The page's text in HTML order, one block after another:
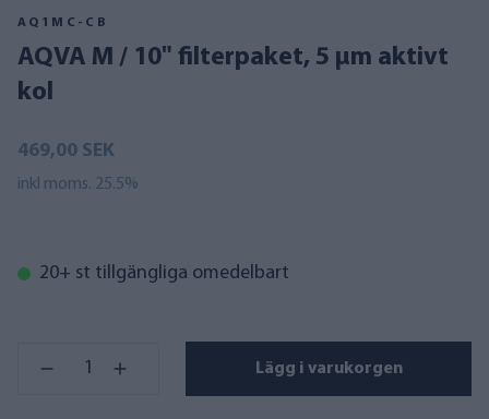
AQ1MC-CB
AQVA M / 10" filterpaket, 5 µm aktivt
kol
469,00 SEK
inkl moms. 25.5%
20+ st tillgängliga omedelbart
Lägg i varukorgen